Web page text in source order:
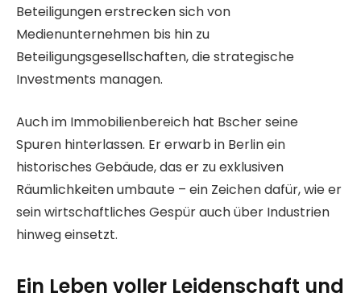
Beteiligungen erstrecken sich von
Medienunternehmen bis hin zu
Beteiligungsgesellschaften, die strategische
Investments managen.
Auch im Immobilienbereich hat Bscher seine
Spuren hinterlassen. Er erwarb in Berlin ein
historisches Gebäude, das er zu exklusiven
Räumlichkeiten umbaute – ein Zeichen dafür, wie er
sein wirtschaftliches Gespür auch über Industrien
hinweg einsetzt.
Ein Leben voller Leidenschaft und